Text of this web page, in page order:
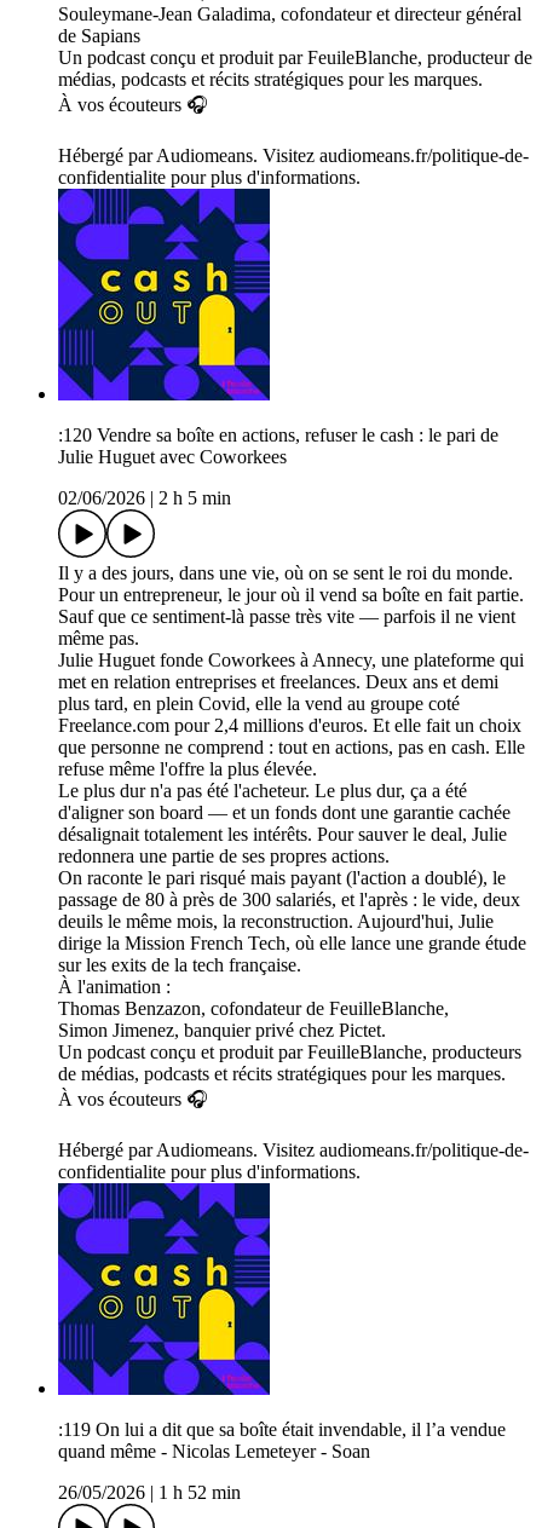
Souleymane-Jean Galadima, cofondateur et directeur général
de Sapians
Un podcast conçu et produit par FeuileBlanche, producteur de
médias, podcasts et récits stratégiques pour les marques.
À vos écouteurs 🎧
Hébergé par Audiomeans. Visitez audiomeans.fr/politique-de-
confidentialite pour plus d'informations.
:120 Vendre sa boîte en actions, refuser le cash : le pari de
Julie Huguet avec Coworkees
02/06/2026
2 h 5 min
Il y a des jours, dans une vie, où on se sent le roi du monde.
Pour un entrepreneur, le jour où il vend sa boîte en fait partie.
Sauf que ce sentiment-là passe très vite — parfois il ne vient
même pas.
Julie Huguet fonde Coworkees à Annecy, une plateforme qui
met en relation entreprises et freelances. Deux ans et demi
plus tard, en plein Covid, elle la vend au groupe coté
Freelance.com pour 2,4 millions d'euros. Et elle fait un choix
que personne ne comprend : tout en actions, pas en cash. Elle
refuse même l'offre la plus élevée.
Le plus dur n'a pas été l'acheteur. Le plus dur, ça a été
d'aligner son board — et un fonds dont une garantie cachée
désalignait totalement les intérêts. Pour sauver le deal, Julie
redonnera une partie de ses propres actions.
On raconte le pari risqué mais payant (l'action a doublé), le
passage de 80 à près de 300 salariés, et l'après : le vide, deux
deuils le même mois, la reconstruction. Aujourd'hui, Julie
dirige la Mission French Tech, où elle lance une grande étude
sur les exits de la tech française.
À l'animation :
Thomas Benzazon, cofondateur de FeuilleBlanche,
Simon Jimenez, banquier privé chez Pictet.
Un podcast conçu et produit par FeuilleBlanche, producteurs
de médias, podcasts et récits stratégiques pour les marques.
À vos écouteurs 🎧
Hébergé par Audiomeans. Visitez audiomeans.fr/politique-de-
confidentialite pour plus d'informations.
:119 On lui a dit que sa boîte était invendable, il l’a vendue
quand même - Nicolas Lemeteyer - Soan
26/05/2026
1 h 52 min